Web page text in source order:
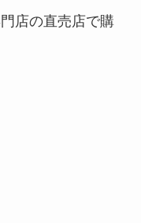
店の直売店で購